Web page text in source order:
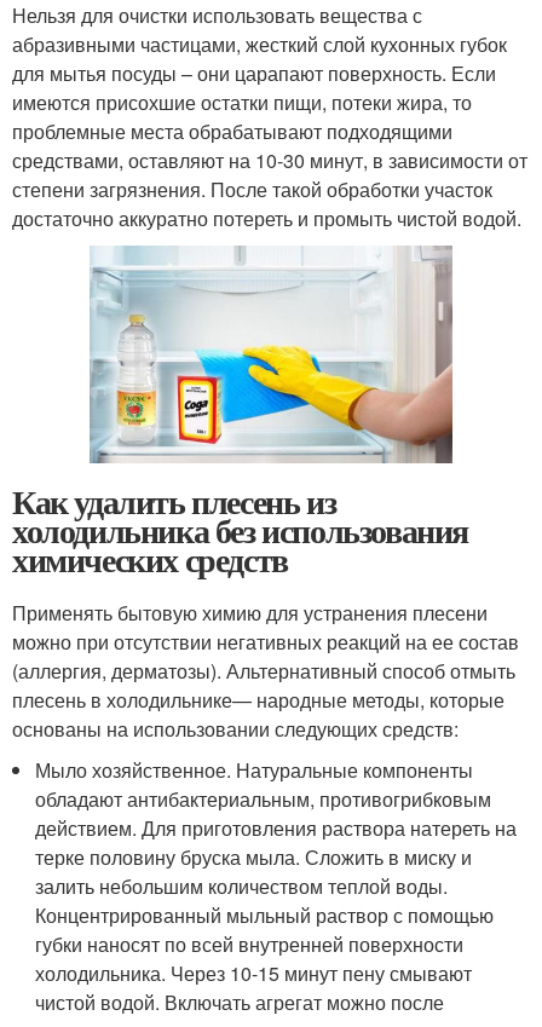
Нельзя для очистки использовать вещества с
абразивными частицами, жесткий слой кухонных губок
для мытья посуды – они царапают поверхность. Если
имеются присохшие остатки пищи, потеки жира, то
проблемные места обрабатывают подходящими
средствами, оставляют на 10-30 минут, в зависимости от
степени загрязнения. После такой обработки участок
достаточно аккуратно потереть и промыть чистой водой.
Как удалить плесень из
холодильника без использования
химических средств
Применять бытовую химию для устранения плесени
можно при отсутствии негативных реакций на ее состав
(аллергия, дерматозы). Альтернативный способ отмыть
плесень в холодильнике— народные методы, которые
основаны на использовании следующих средств:
Мыло хозяйственное. Натуральные компоненты
обладают антибактериальным, противогрибковым
действием. Для приготовления раствора натереть на
терке половину бруска мыла. Сложить в миску и
залить небольшим количеством теплой воды.
Концентрированный мыльный раствор с помощью
губки наносят по всей внутренней поверхности
холодильника. Через 10-15 минут пену смывают
чистой водой. Включать агрегат можно после